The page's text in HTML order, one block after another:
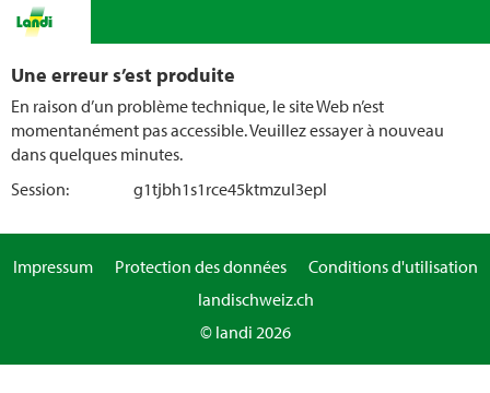
Une erreur s’est produite
En raison d’un problème technique, le site Web n’est
momentanément pas accessible. Veuillez essayer à nouveau
dans quelques minutes.
Session:
g1tjbh1s1rce45ktmzul3epl
Impressum Protection des données
Conditions d'utilisation
landischweiz.ch
© landi 2026